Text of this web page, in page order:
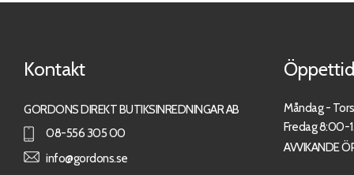
Kontakt
GORDONS DIREKT BUTIKSINREDNINGAR AB
08-556 305 00
info@gordons.se
Måndag -
Fredag 8:00-
AVVIKANDE